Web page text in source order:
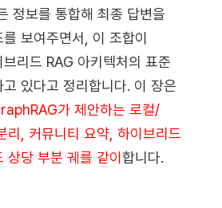
정보를 통합해 최종 답변을
보여주면서, 이 조합이
리드 RAG 아키텍처의 표준
있다고 정리합니다. 이 장은
가 제안하는 로컬/
리, 커뮤니티 요약, 하이브리드
상당 부분 궤를 같이 합니다.